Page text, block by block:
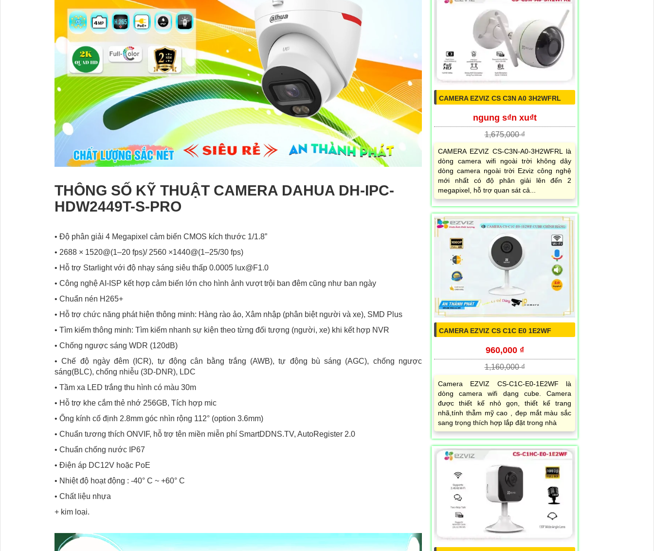
THÔNG SỐ KỸ THUẬT CAMERA DAHUA DH-IPC-
HDW2449T-S-PRO
• Độ phân giải 4 Megapixel cảm biến CMOS kích thước 1/1.8”
• 2688 × 1520@(1–20 fps)/ 2560 ×1440@(1–25/30 fps)
• Hỗ trợ Starlight với độ nhạy sáng siêu thấp 0.0005 lux@F1.0
• Công nghệ AI-ISP kết hợp cảm biến lớn cho hình ảnh vượt trội ban đêm cũng như ban ngày
• Chuẩn nén H265+
• Hỗ trợ chức năng phát hiện thông minh: Hàng rào ảo, Xâm nhập (phân biệt người và xe), SMD Plus
• Tìm kiếm thông minh: Tìm kiếm nhanh sự kiện theo từng đối tượng (người, xe) khi kết hợp NVR
• Chống ngược sáng WDR (120dB)
• Chế độ ngày đêm (ICR), tự động cân bằng trắng (AWB), tự động bù sáng (AGC), chống ngược
sáng(BLC), chống nhiễu (3D-DNR), LDC
• Tầm xa LED trắng thu hình có màu 30m
• Hỗ trợ khe cắm thẻ nhớ 256GB, Tích hợp mic
• Ống kính cố định 2.8mm góc nhìn rộng 112° (option 3.6mm)
• Chuẩn tương thích ONVIF, hỗ trợ tên miền miễn phí SmartDDNS.TV, AutoRegister 2.0
• Chuẩn chống nước IP67
• Điện áp DC12V hoặc PoE
• Nhiệt độ hoạt động : -40° C ~ +60° C
• Chất liệu nhựa
+ kim loại.
CAMERA EZVIZ CS C3N A0 3H2WFRL
ngung s₫n xu₫t
1,675,000 ₫
CAMERA EZVIZ CS-C3N-A0-3H2WFRL là
dòng camera wifi ngoài trời không dây
dòng camera ngoài trời Ezviz công nghệ
mới nhất có độ phân giải lên đến 2
megapixel, hỗ trợ quan sát cả...
CAMERA EZVIZ CS C1C E0 1E2WF
960,000 ₫
1,160,000 ₫
Camera EZVIZ CS-C1C-E0-1E2WF là
dòng camera wifi dạng cube. Camera
được thiết kế nhỏ gọn, thiết kế trang
nhã,tính thẫm mỹ cao , đẹp mắt màu sắc
sang trọng thích hợp lắp đặt trong nhà